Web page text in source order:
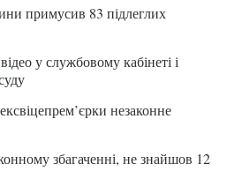
примусив 83 підлеглих
у службовому кабінеті і
незаконне
збагаченні, не знайшов 12